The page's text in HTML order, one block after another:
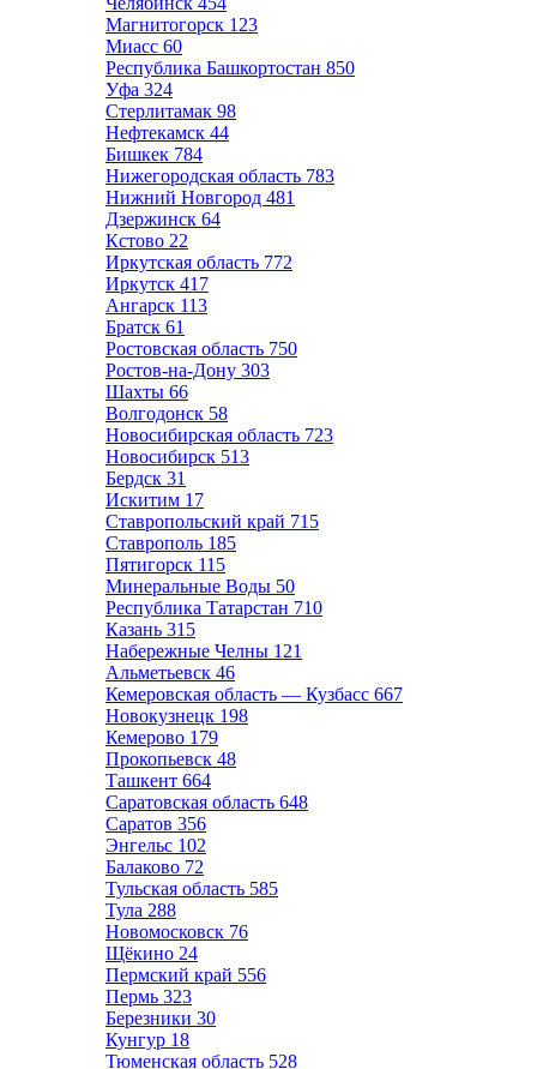
Магнитогорск 123
Миасс 60
Республика Башкортостан 850
Уфа 324
Стерлитамак 98
Нефтекамск 44
Бишкек 784
Нижегородская область 783
Нижний Новгород 481
Дзержинск 64
Кстово 22
Иркутская область 772
Иркутск 417
Ангарск 113
Братск 61
Ростовская область 750
Ростов-на-Дону 303
Шахты 66
Волгодонск 58
Новосибирская область 723
Новосибирск 513
Бердск 31
Искитим 17
Ставропольский край 715
Ставрополь 185
Пятигорск 115
Минеральные Воды 50
Республика Татарстан 710
Казань 315
Набережные Челны 121
Альметьевск 46
Кемеровская область — Кузбасс 667
Новокузнецк 198
Кемерово 179
Прокопьевск 48
Ташкент 664
Саратовская область 648
Саратов 356
Энгельс 102
Балаково 72
Тульская область 585
Тула 288
Новомосковск 76
Щёкино 24
Пермский край 556
Пермь 323
Березники 30
Кунгур 18
Тюменская область 528